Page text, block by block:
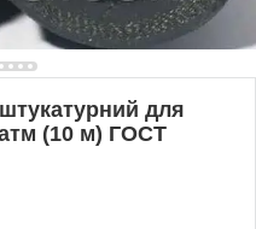
для
(10 м) ГОСТ